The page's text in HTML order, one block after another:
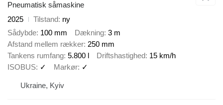
Pneumatisk såmaskine
2025
Tilstand ny
Sådybde 100 mm Dækning 3 m
Afstand mellem rækker 250 mm
Tankens rumfang 5.800 l Driftshastighed 15 km/h
ISOBUS ✓ Markør ✓
Ukraine, Kyiv